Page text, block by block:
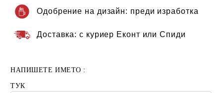
Одобрение на дизайн: преди изработка
Доставка: с куриер Еконт или Спиди
НАПИШЕТЕ ИМЕТО :
ТУК